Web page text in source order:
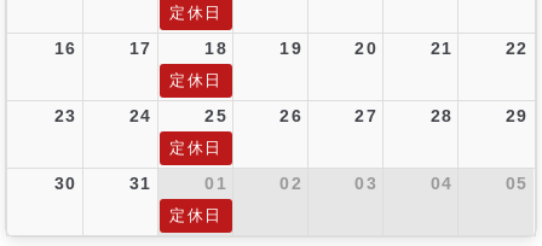
定休日
16 17 18 19 20 21 22
定休日
23 24 25 26 27 28 29
定休日
30 31 01 02 03 04 05
定休日